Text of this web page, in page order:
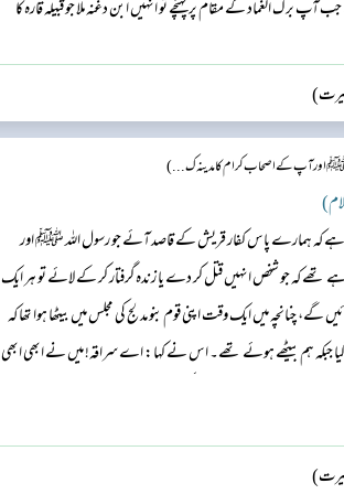
الغماد کے مقام پر پہنچے تو انہیں ابن دغنہ ملا جو قبیلہ قارہ کا
اور آپ کے اصحاب کرام کا مدینہ ک...)
ہے کہ ہمارے پاس کفار قریش کے قاصد آئے جو رسول اللہ ﷺ اور
کہ جو شخص انہیں قتل کر دے یا زندہ گرفتار کر کے لائے تو ہر ایک
میں ایک وقت اپنی قوم بنو مدلج کی مجلس میں بیٹھا ہوا تھا کہ
جبکہ ہم بیٹھے ہوئے تھے۔ اس نے کہا: اے سراقہ! میں نے ابھی ابھی